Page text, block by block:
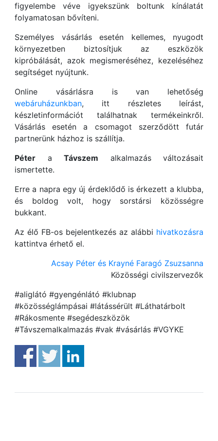
figyelembe véve igyekszünk boltunk kínálatát
folyamatosan bővíteni.
Személyes vásárlás esetén kellemes, nyugodt
környezetben biztosítjuk az eszközök
kipróbálását, azok megismeréséhez, kezeléséhez
segítséget nyújtunk.
Online vásárlásra is van lehetőség
webáruházunkban, itt részletes leírást,
készletinformációt találhatnak termékeinkről.
Vásárlás esetén a csomagot szerződött futár
partnerünk házhoz is szállítja.
Péter a Távszem alkalmazás változásait
ismertette.
Erre a napra egy új érdeklődő is érkezett a klubba,
és boldog volt, hogy sorstársi közösségre
bukkant.
Az élő FB-os bejelentkezés az alábbi hivatkozásra
kattintva érhető el.
Acsay Péter és Krayné Faragó Zsuzsanna
Közösségi civilszervezők
#aliglátó #gyengénlátó #klubnap
#közösséglámpásai #látássérült #Láthatárbolt
#Rákosmente #segédeszközök
#Távszemalkalmazás #vak #vásárlás #VGYKE